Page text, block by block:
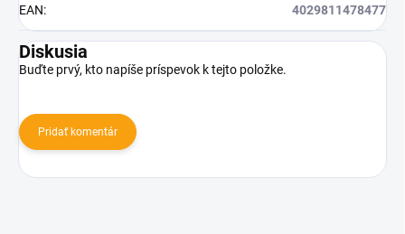
EAN: 4029811478477
Diskusia
Buďte prvý, kto napíše príspevok k tejto položke.
Pridať komentár